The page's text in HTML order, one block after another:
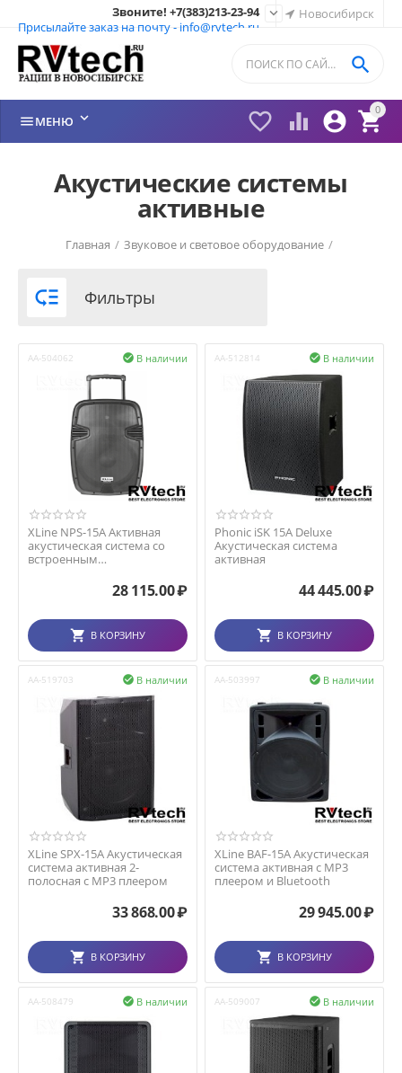
Новосибирск
Звоните! +7(383)213-23-94
Присылайте заказ на почту - info@rvtech.ru

0


 

МЕНЮ 
Акустические системы
активные
Главная / Звуковое и световое оборудование /
 Фильтры
AA-504062 В наличии

XLine NPS-15A Активная
акустическая система со
встроенным
28 115.00₽
В КОРЗИНУ
AA-512814 В наличии

Phonic iSK 15A Deluxe
Акустическая система
активная
44 445.00₽
В КОРЗИНУ
AA-519703 В наличии

XLine SPX-15A Акустическая
система активная 2-
полосная с MP3 плеером
33 868.00₽
В КОРЗИНУ
AA-503997 В наличии

XLine BAF-15A Акустическая
система активная с MP3
плеером и Bluetooth
29 945.00₽
В КОРЗИНУ
AA-508479 В наличии
 AA-509007 В наличии
